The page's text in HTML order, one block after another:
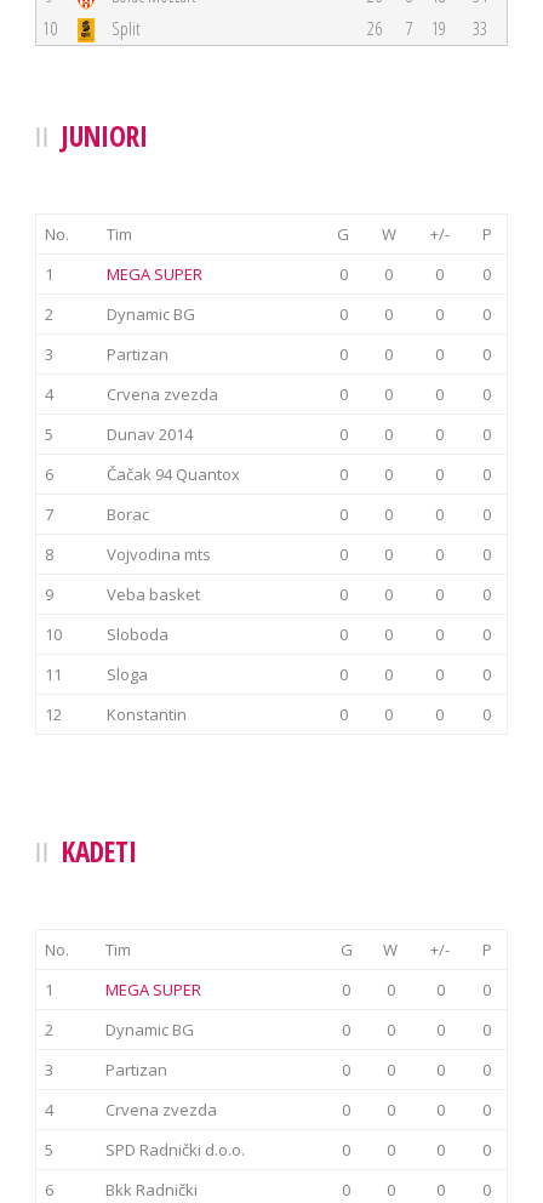
10
Split 26 7 19 33
JUNIORI
No. Tim G W +/-
P
1
MEGA SUPER 0 0 0
0
2
Dynamic BG 0 0 0
0
3
Partizan 0 0 0
0
4
Crvena zvezda 0 0 0
0
5
Dunav 2014 0 0 0
0
6
Čačak 94 Quantox 0 0 0
0
7
Borac 0 0 0
0
8
Vojvodina mts 0 0 0
0
9
Veba basket 0 0 0
0
10
Sloboda 0 0 0
0
11
Sloga 0 0 0
0
12
Konstantin 0 0 0 0
KADETI
No. Tim G W +/-
P
1
MEGA SUPER 0 0 0
0
2
Dynamic BG 0 0 0
0
3
Partizan 0 0 0
0
4
Crvena zvezda 0 0 0
0
5
SPD Radnički d.o.o. 0 0 0
0
6
Bkk Radnički 0 0 0
0